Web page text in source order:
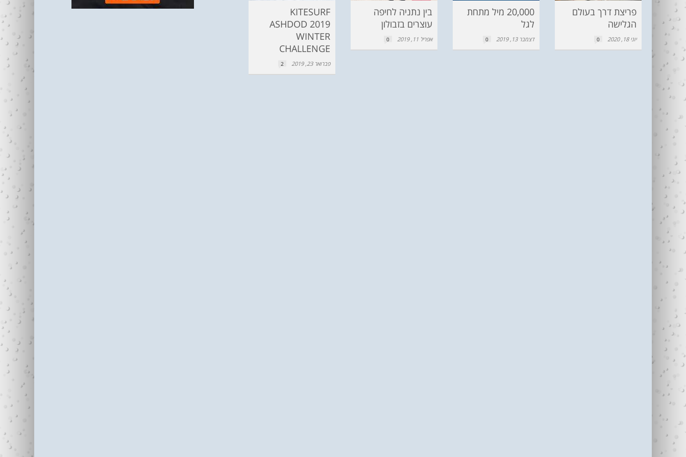
פריצת דרך בעולם
הגלישה
יוני 18, 2020 0
20,000 מיל מתחת
לגל
דצמבר 13, 2019 0
בין נתניה לחיפה
עוצרים בזבולון
אפריל 11, 2019 0
KITESURF
ASHDOD 2019
WINTER
CHALLENGE
פברואר 23, 2019 2